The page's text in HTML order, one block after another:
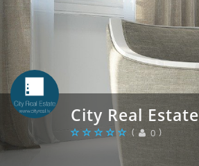
City Real Estate
( 0 )